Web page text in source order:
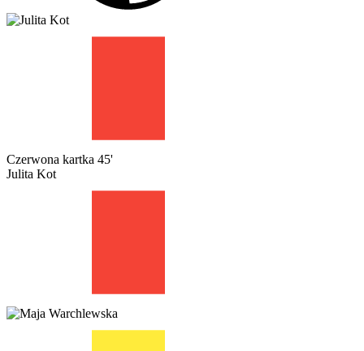
Czerwona kartka 45'
Julita Kot